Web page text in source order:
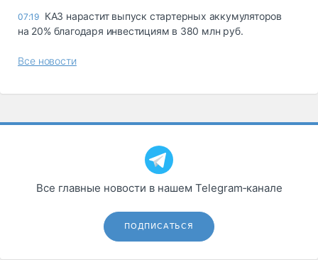
07:19 КАЗ нарастит выпуск стартерных аккумуляторов
на 20% благодаря инвестициям в 380 млн руб.
Все новости
Все главные новости в нашем Telegram‑канале
ПОДПИСАТЬСЯ